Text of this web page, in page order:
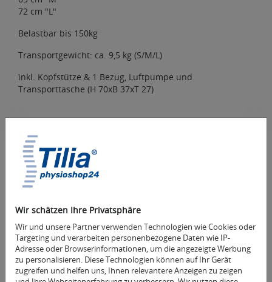
Wir schätzen Ihre Privatsphäre
Wir und unsere Partner verwenden Technologien wie Cookies oder
Targeting und verarbeiten personenbezogene Daten wie IP-
Adresse oder Browserinformationen, um die angezeigte Werbung
zu personalisieren. Diese Technologien können auf Ihr Gerät
zugreifen und helfen uns, Ihnen relevantere Anzeigen zu zeigen
72 cm "L"
Belastbar bis 150kg
Transportgewicht: ca. 9,5 kg (S/M/L)
inkl. Kopfstütze & 1 Bezug, Luftpumpe und
Transporttasche (H 70xB 37xT 27)
Folgende Artikel passen gut zu diesem Artikel.